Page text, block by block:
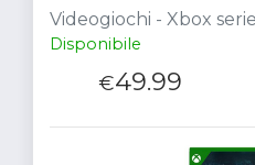
Videogiochi - Xbox
Disponibile
€49.99